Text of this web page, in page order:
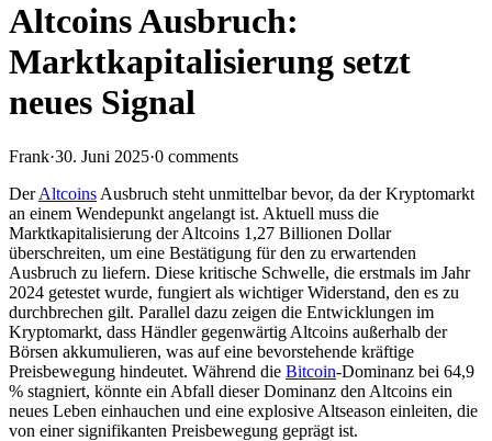
Altcoins Ausbruch:
Marktkapitalisierung setzt
neues Signal
Frank·30. Juni 2025·0 comments
DerAltcoins Ausbruch steht unmittelbar bevor, da der Kryptomarkt
an einem Wendepunkt angelangt ist. Aktuell muss die
Marktkapitalisierung der Altcoins 1,27 Billionen Dollar
überschreiten, um eine Bestätigung für den zu erwartenden
Ausbruch zu liefern. Diese kritische Schwelle, die erstmals im Jahr
2024 getestet wurde, fungiert als wichtiger Widerstand, den es zu
durchbrechen gilt. Parallel dazu zeigen die Entwicklungen im
Kryptomarkt, dass Händler gegenwärtig Altcoins außerhalb der
Börsen akkumulieren, was auf eine bevorstehende kräftige
Preisbewegung hindeutet. Während die Bitcoin-Dominanz bei 64,9
% stagniert, könnte ein Abfall dieser Dominanz den Altcoins ein
neues Leben einhauchen und eine explosive Altseason einleiten, die
von einer signifikanten Preisbewegung geprägt ist.